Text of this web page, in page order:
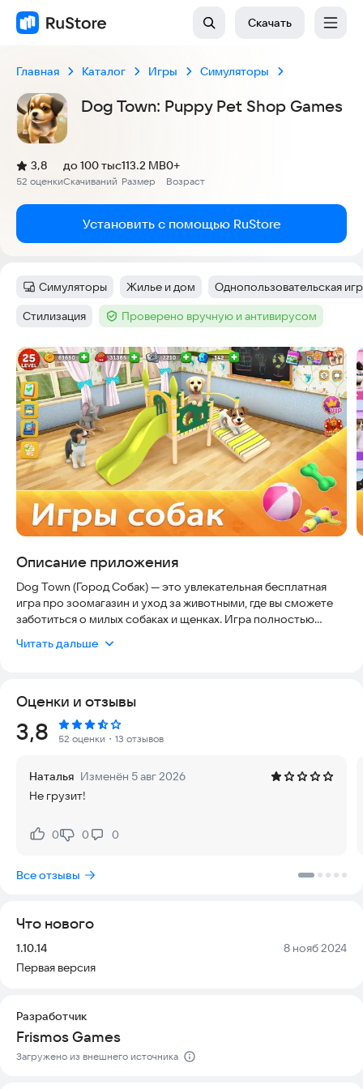
Скачать
Главная Каталог Игры Симуляторы
Dog Town: Puppy Pet Shop Games
Рейтинг:
3,8
(
52 оценки
)
Скачиваний
до 100 тыс
Размер
113.2 MB
Возраст
0+
Установить с помощью RuStore
Категория:
Симуляторы Тег:
Жилье и дом Тег:
Однопользовательская
Тег:
Стилизация Тег :Проверено вручную и антивирусом
Скриншоты
Описание приложения
Dog Town (Город Собак) — это увлекательная бесплатная
игра про зоомагазин и уход за животными, где вы сможете
заботиться о милых собаках и щенках. Игра полностью
современных устройствах, что гарантирует комфортный
Если вы любите животных, эта игра станет для вас идеальным
выбором, создавая прекрасный мир, где ваши пёсики
чувствуют себя хорошо. Это лучший питомник для всех
любителей бесплатных игр о животных. Играйте, заботьтесь,
собственном приюте!
замечательные собаки живут в мире, полном веселья и
приключений. Подружитесь со своим виртуальным
приключения, откуда они принесут вам много подарков.
Чтобы приютить щенка из зоомагазина, нужно собрать
чтобы получить нового щенка. Игра позволяет создать
характер, поэтому каждый игрок легко найдет друга по
душе. Вы полностью погрузитесь в игру и ощутите себя
владельцем огромной собачьей семьи.
Читать дальше
Оценки и отзывы
Рейтинг:
3,8 52 оценки ・13 отзывов
Наталья Изменён 5 авг 2026
Не грузит!
Нравится:
0Не нравится:
0 0
Все отзывы
Что нового
Версия:
1.10.14 Дата:
8 нояб 2024
Первая версия
Разработчик
Frismos Games
Загружено из внешнего источника